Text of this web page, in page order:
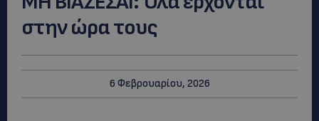
στην ώρα τους
6 Φεβρουαρίου, 2026